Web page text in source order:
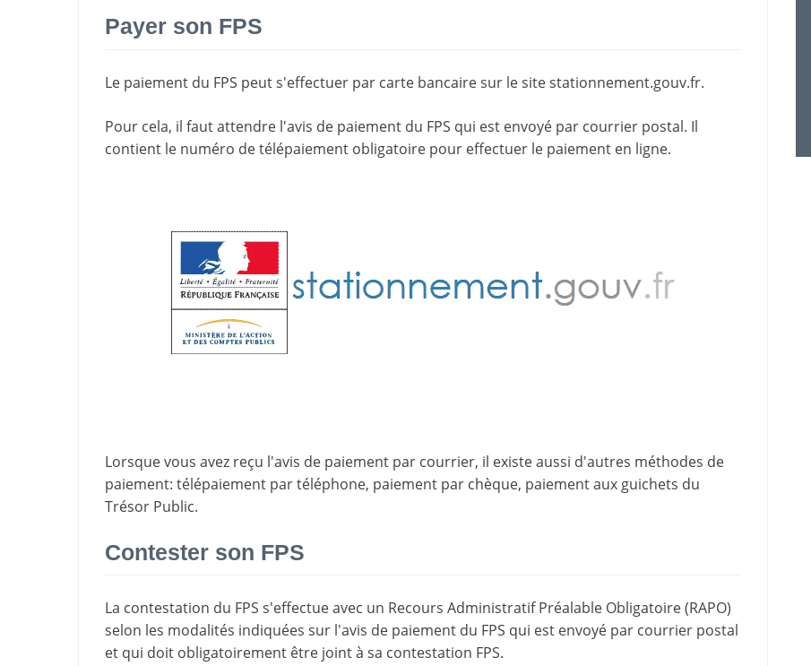
Payer son FPS
Le paiement du FPS peut s'effectuer par carte bancaire sur le sitestationnement.gouv.fr.
Pour cela, il faut attendre l'avis de paiement du FPS qui est envoyé par courrier postal. Il
contient le numéro de télépaiement obligatoire pour effectuer le paiement en ligne.
Lorsque vous avez reçu l'avis de paiement par courrier, il existe aussi d'autres méthodes de
paiement: télépaiement par téléphone, paiement par chèque, paiement aux guichets du
Trésor Public.
Contester son FPS
La contestation du FPS s'effectue avec un Recours Administratif Préalable Obligatoire (RAPO)
selon les modalités indiquées sur l'avis de paiement du FPS qui est envoyé par courrier postal
et qui doit obligatoirement être joint à sa contestation FPS.